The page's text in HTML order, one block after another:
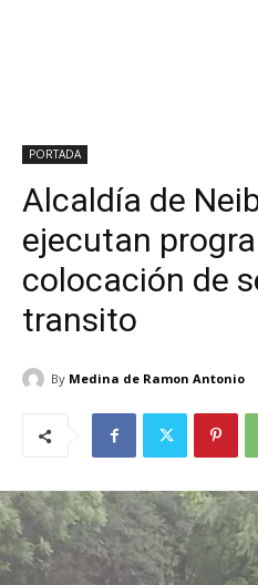
PORTADA
Alcaldía de
ejecutan
colocación de
transito
By Medina de Ramon Antonio